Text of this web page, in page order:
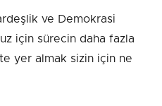
ve Demokrasi
için sürecin daha fazla
yer almak sizin için ne